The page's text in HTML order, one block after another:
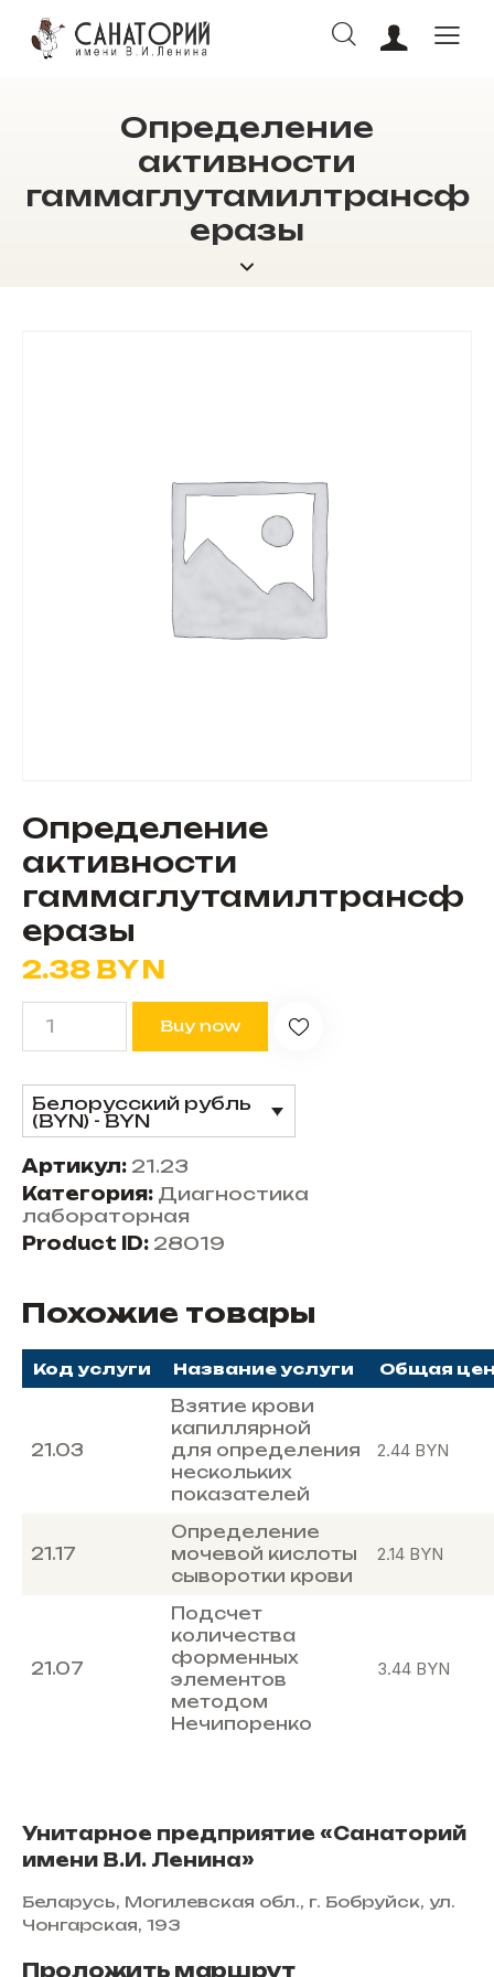
Определение
активности
гаммаглутамилтрансф
еразы
ОНЛАЙН БРОНИРОВАНИЕ
Определение
активности
гаммаглутамилтрансф
еразы
2.38 BYN
Buy now
Белорусский рубль
(BYN) - BYN
Артикул: 21.23
Категория: Диагностика
лабораторная
Product ID: 28019
Похожие товары
Код услуги Название услуги Общая
21.03
Взятие крови
капиллярной
для определения
нескольких
показателей
2.44 BYN
21.17
Определение
мочевой кислоты
сыворотки крови
2.14 BYN
21.07
Подсчет
количества
форменных
элементов
методом
Нечипоренко
3.44 BYN
Унитарное предприятие «Санаторий
имени В.И. Ленина»
Беларусь, Могилевская обл., г. Бобруйск, ул.
Чонгарская, 193
Проложить маршрут